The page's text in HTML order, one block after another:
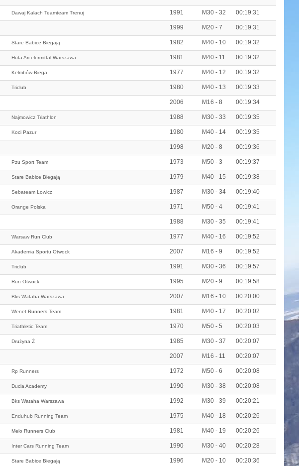
Dawaj Kalach Teamteam Trenuj 1991 M30 - 32 00:19:31
1999 M20 - 7 00:19:31
Stare Babice Biegają 1982 M40 - 10 00:19:32
Huta Arcelormittal Warszawa 1981 M40 - 11 00:19:32
Kelmbów Biega 1977 M40 - 12 00:19:32
Triclub 1980 M40 - 13 00:19:33
2006 M16 - 8 00:19:34
Najmowicz Triathlon 1988 M30 - 33 00:19:35
Koci Pazur 1980 M40 - 14 00:19:35
1998 M20 - 8 00:19:36
Pzu Sport Team 1973 M50 - 3 00:19:37
Stare Babice Biegają 1979 M40 - 15 00:19:38
Sebateam Łowicz 1987 M30 - 34 00:19:40
Orange Polska 1971 M50 - 4 00:19:41
1988 M30 - 35 00:19:41
Warsaw Run Club 1977 M40 - 16 00:19:52
Akademia Sportu Otwock 2007 M16 - 9 00:19:52
Triclub 1991 M30 - 36 00:19:57
Run Otwock 1995 M20 - 9 00:19:58
Bks Wataha Warszawa 2007 M16 - 10 00:20:00
Wenet Runners Team 1981 M40 - 17 00:20:02
Triathletic Team 1970 M50 - 5 00:20:03
Drużyna Ż 1985 M30 - 37 00:20:07
2007 M16 - 11 00:20:07
Rp Runners 1972 M50 - 6 00:20:08
Ducla Academy 1990 M30 - 38 00:20:08
Bks Wataha Warszawa 1992 M30 - 39 00:20:21
Enduhub Running Team 1975 M40 - 18 00:20:26
Melo Runners Club 1981 M40 - 19 00:20:26
Inter Cars Running Team 1990 M30 - 40 00:20:28
Stare Babice Biegają 1996 M20 - 10 00:20:36